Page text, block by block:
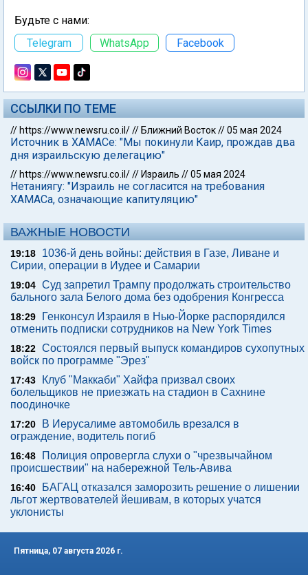
Будьте с нами:
Telegram
WhatsApp Facebook
ССЫЛКИ ПО ТЕМЕ
// https://www.newsru.co.il/// Ближний Восток//05 мая 2024
Источник в ХАМАСе: "Мы покинули Каир, прождав два
дня израильскую делегацию"
// https://www.newsru.co.il/// Израиль //05 мая 2024
Нетаниягу: "Израиль не согласится на требования
ХАМАСа, означающие капитуляцию"
ВАЖНЫЕ НОВОСТИ
19:18
1036-й день войны: действия в Газе, Ливане и
Сирии, операции в Иудее и Самарии
19:04 Суд запретил Трампу продолжать строительство
бального зала Белого дома без одобрения Конгресса
18:29
Генконсул Израиля в Нью-Йорке распорядился
отменить подписки сотрудников на New York Times
18:22 Состоялся первый выпуск командиров сухопутных
войск по программе "Эрез"
17:43
Клуб "Маккаби" Хайфа призвал своих
болельщиков не приезжать на стадион в Сахнине
поодиночке
17:20
В Иерусалиме автомобиль врезался в
ограждение, водитель погиб
16:48
Полиция опровергла слухи о "чрезвычайном
происшествии" на набережной Тель-Авива
16:40
БАГАЦ отказался заморозить решение о лишении
льгот жертвователей йешивам, в которых учатся
уклонисты
Пятница, 07 августа 2026 г.